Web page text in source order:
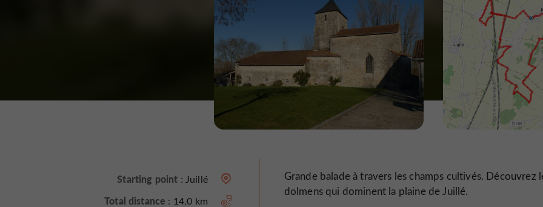
Starting point : Juillé
Total distance : 14,0 km
Grande balade à travers les champs cultivés. Découvrez
dolmens qui dominent la plaine de Juillé.